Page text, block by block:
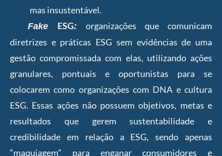
mas insustentável.
Fake ESG:
organizações que comunicam
diretrizes e práticas ESG sem evidências de uma
gestão compromissada com elas, utilizando ações
granulares, pontuais e oportunistas para se
colocarem como organizações com DNA e cultura
ESG. Essas ações não possuem objetivos, metas e
resultados que gerem sustentabilidade e
credibilidade em relação a ESG, sendo apenas
“maquiagem” para enganar consumidores e